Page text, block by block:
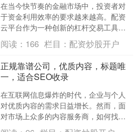
在当今快节奏的金融市场中，投资者对
于资金利用效率的要求越来越高。配资
云平台作为一种创新的杠杆交易工具，
正逐渐成为众多投资者优化资金配置、
放大收益的重要选择。本文....
阅读： 166 栏目： 配资炒股开户
正规靠谱公司，优质内容，标题唯
一，适合SEO收录
在互联网信息爆炸的时代，企业与个人
对优质内容的需求日益增长。然而，面
对市场上众多的内容服务商，如何找到
一家**正规靠谱公司**，成为许多用户关